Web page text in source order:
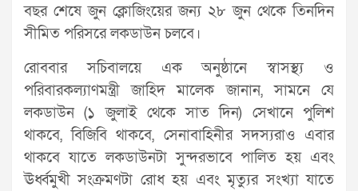
বছর শেষে জুন ক্লোজিংয়ের জন্য ২৮ জুন থেকে তিনদিন
সীমিত পরিসরে লকডাউন চলবে।
রোববার সচিবালয়ে এক অনুষ্ঠানে স্বাসস্থ্য ও
পরিবারকল্যাণমন্ত্রী জাহিদ মালেক জানান, সামনে যে
লকডাউন (১ জুলাই থেকে সাত দিন) সেখানে পুলিশ
থাকবে, বিজিবি থাকবে, সেনাবাহিনীর সদস্যরাও এবার
থাকবে যাতে লকডাউনটা সুন্দরভাবে পালিত হয় এবং
ঊর্ধ্বমুখী সংক্রমণটা রোধ হয় এবং মৃত্যুর সংখ্যা যাতে